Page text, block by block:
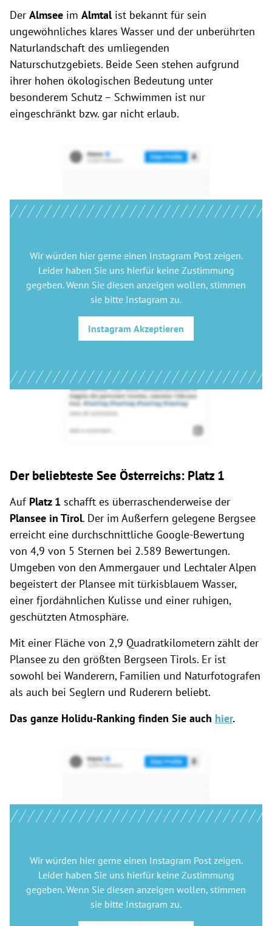
Der Almsee im Almtalist bekannt für sein
ungewöhnliches klares Wasser und der unberührten
Naturlandschaft des umliegenden
Naturschutzgebiets. Beide Seen stehen aufgrund
ihrer hohen ökologischen Bedeutung unter
besonderem Schutz – Schwimmen ist nur
eingeschränkt bzw. gar nicht erlaub.
Wir würden hier gerne einen Instagram Postzeigen.
Leider haben Sie uns hierfür keine Zustimmung
gegeben. Wenn Sie diesen anzeigen wollen, stimmen
sie bitte Instagram zu.
Instagram Akzeptieren
Der beliebteste See Österreichs: Platz 1
Auf Platz 1 schafft es überraschenderweise der
Plansee in Tirol. Der im Außerfern gelegene Bergsee
erreicht eine durchschnittliche Google-Bewertung
von 4,9 von 5 Sternen bei 2.589 Bewertungen.
Umgeben von den Ammergauer und Lechtaler Alpen
begeistert der Plansee mit türkisblauem Wasser,
einer fjordähnlichen Kulisse und einer ruhigen,
geschützten Atmosphäre.
Mit einer Fläche von 2,9 Quadratkilometern zählt der
Plansee zu den größten Bergseen Tirols. Er ist
sowohl bei Wanderern, Familien und Naturfotografen
als auch bei Seglern und Ruderern beliebt.
Das ganze Holidu-Ranking finden Sie auch hier.
Wir würden hier gerne einen Instagram Postzeigen.
Leider haben Sie uns hierfür keine Zustimmung
gegeben. Wenn Sie diesen anzeigen wollen, stimmen
sie bitte Instagram zu.